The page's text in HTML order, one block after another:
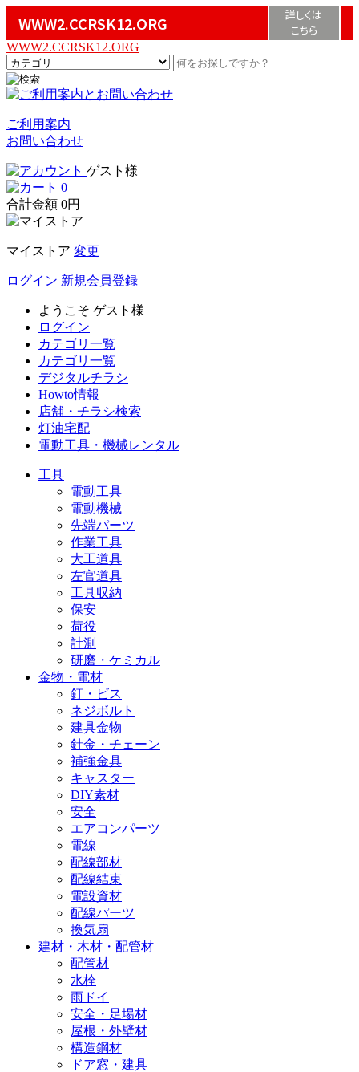
WWW2.CCRSK12.ORG
詳しくは
こちら
WWW2.CCRSK12.ORG
ご利用案内
お問い合わせ
ゲスト様
0
合計金額 0円
マイストア 変更
ログイン 新規会員登録
ようこそ ゲスト様
ログイン
カテゴリ一覧
カテゴリ一覧
デジタルチラシ
Howto情報
店舗・チラシ検索
灯油宅配
電動工具・機械レンタル
工具
電動工具
電動機械
先端パーツ
作業工具
大工道具
左官道具
工具収納
保安
荷役
計測
研磨・ケミカル
金物・電材
釘・ビス
ネジボルト
建具金物
針金・チェーン
補強金具
キャスター
DIY素材
安全
エアコンパーツ
電線
配線部材
配線結束
電設資材
配線パーツ
換気扇
建材・木材・配管材
配管材
水栓
雨ドイ
安全・足場材
屋根・外壁材
構造鋼材
ドア窓・建具